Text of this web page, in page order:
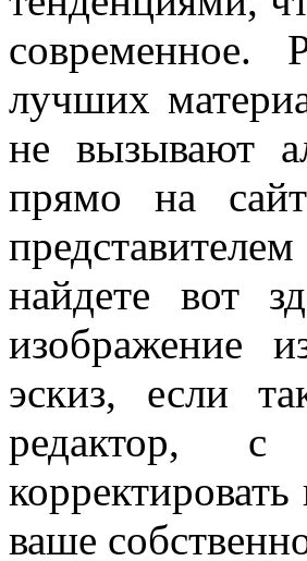
лучших
не вызывают
прямо на
найдете вот
изображение
эскиз, если
редактор,
ваше